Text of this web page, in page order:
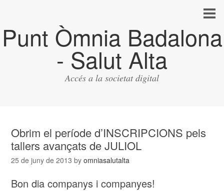
Punt Òmnia Badalona
- Salut Alta
Accés a la societat digital
Obrim el període d’INSCRIPCIONS pels
tallers avançats de JULIOL
25 de juny de 2013 byomniasalutalta
Bon dia companys i companyes!